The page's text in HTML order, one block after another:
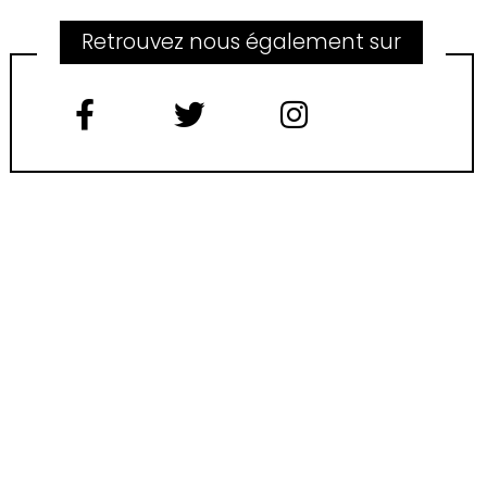
Retrouvez nous également sur